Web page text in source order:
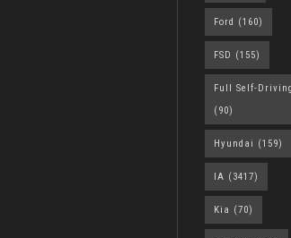
Ford (160)
FSD (155)
Full Self-
(90)
Hyundai (159)
IA (3417)
Kia (70)